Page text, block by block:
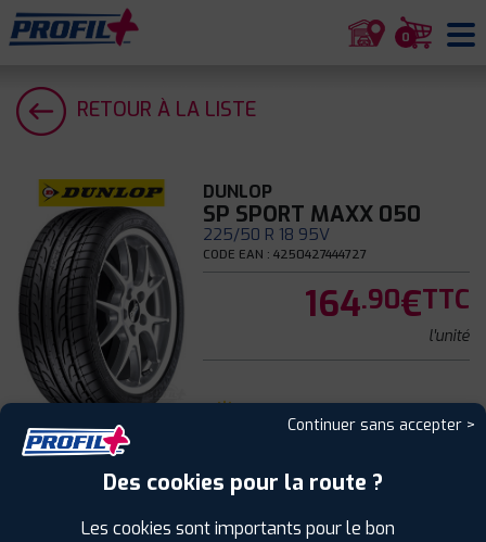
0
RETOUR À LA LISTE
DUNLOP
SP SPORT MAXX 050
225/50 R 18 95V
CODE EAN : 4250427444727
164.90€TTC
l'unité
Continuer sans accepter >
Des cookies pour la route ?
Les cookies sont importants pour le bon